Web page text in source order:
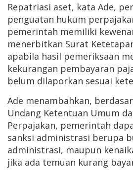
Repatriasi aset, kata Ade,
penguatan hukum
pemerintah memiliki
menerbitkan Surat
apabila hasil pemeriksaan
kekurangan pembayaran
belum dilaporkan sesuai
Ade menambahkan,
Undang Ketentuan Umum
Perpajakan, pemerintah
sanksi administrasi berupa
administrasi, maupun
jika ada temuan kurang